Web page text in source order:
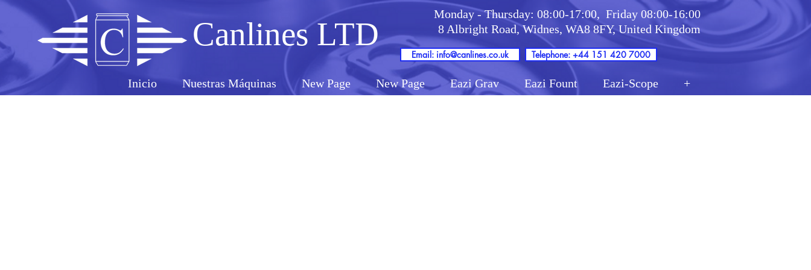
Canlines LTD
Monday - Thursday: 08:00-17:00, Friday 08:00-16:00
8 Albright Road, Widnes, WA8 8FY, United Kingdom
Email: info@canlines.co.uk Telephone: +44 151 420 7000
Inicio Nuestras Máquinas New Page New Page Eazi Grav Eazi Fount Eazi-Scope +